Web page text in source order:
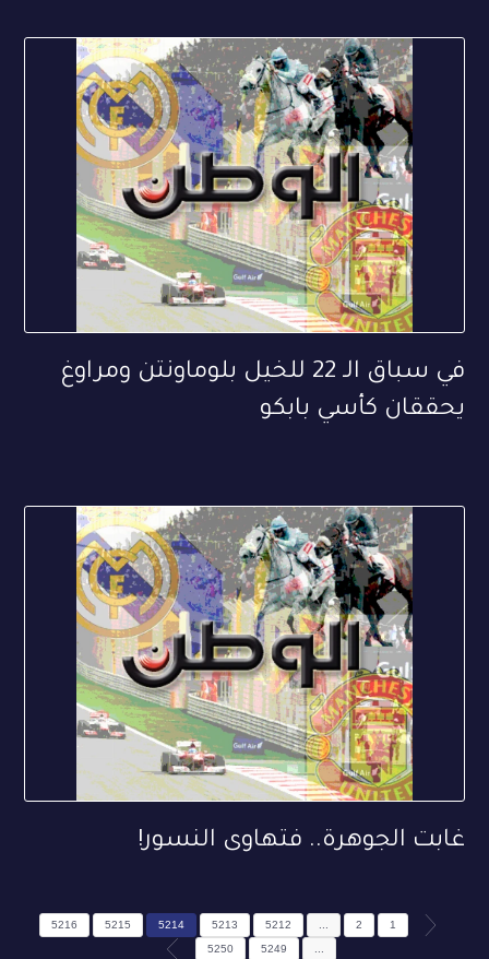
في سباق الـ 22 للخيل بلوماونتن ومراوغ
يحققان كأسي بابكو
غابت الجوهرة.. فتهاوى النسور!
1
2
5212
5213
5214
5215
5216
5249
5250